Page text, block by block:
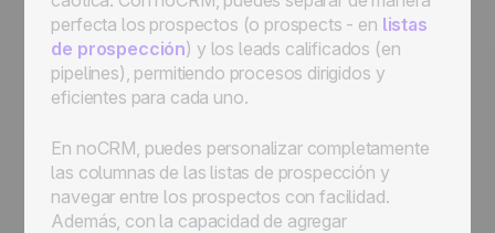
perfecta los prospectos (o prospects - en listas
de prospección) y los leads calificados (en
pipelines), permitiendo procesos dirigidos y
eficientes para cada uno.
En noCRM, puedes personalizar completamente
las columnas de las listas de prospección y
navegar entre los prospectos con facilidad.
Además, con la capacidad de agregar